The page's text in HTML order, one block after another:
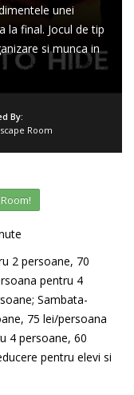
unei
la final. Jocul de tip
si munca in
By:
Room
2 persoane, 70
pentru 4
Sambata-
75 lei/persoana
4 persoane, 60
pentru elevi si